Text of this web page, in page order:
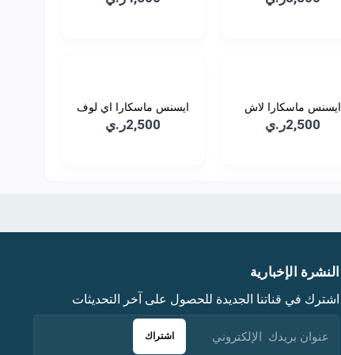
ايسنس ماسكارا لاش
برينس...
2,500ر.ي
ايسنس ماسكارا اي لوف
اك...
2,500ر.ي
النشرة الإخبارية
اشترك في قناتنا الجديدة للحصول على آخر التحديثات
اشتراك